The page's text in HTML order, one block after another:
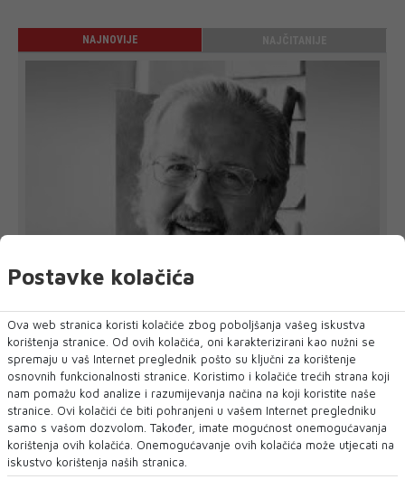
NAJNOVIJE
Preminuo ugledni mostarski kardiokirurg
Sead Mulahasanović
oliklinika Arbor Vitae Dr. Sarić oprostila se od prim. dr. Seada
Mulahasanovića, ugledno...
Postavke kolačića
Ova web stranica koristi kolačiće zbog poboljšanja vašeg iskustva
korištenja stranice. Od ovih kolačića, oni karakterizirani kao nužni se
spremaju u vaš Internet preglednik pošto su ključni za korištenje
osnovnih funkcionalnosti stranice. Koristimo i kolačiće trećih strana koji
nam pomažu kod analize i razumijevanja načina na koji koristite naše
stranice. Ovi kolačići će biti pohranjeni u vašem Internet pregledniku
samo s vašom dozvolom. Također, imate mogućnost onemogućavanja
korištenja ovih kolačića. Onemogućavanje ovih kolačića može utjecati na
iskustvo korištenja naših stranica.